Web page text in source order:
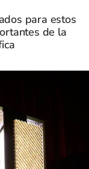
para estos
de la